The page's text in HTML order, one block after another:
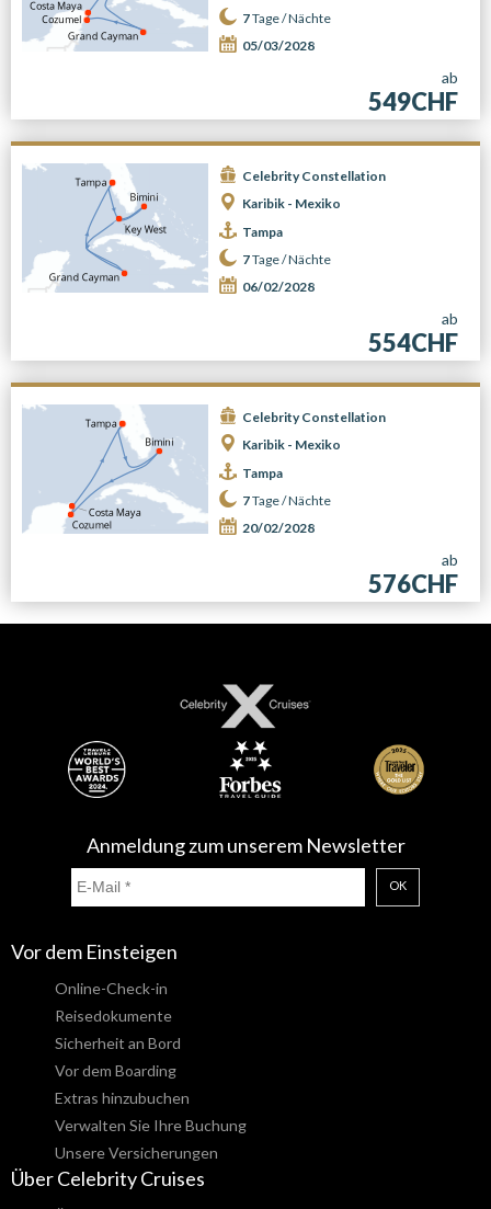
7Tage /Nächte
05/03/2028
ab
549CHF
Celebrity Constellation
Karibik - Mexiko
Tampa
7Tage /Nächte
06/02/2028
ab
554CHF
Celebrity Constellation
Karibik - Mexiko
Tampa
7Tage /Nächte
20/02/2028
ab
576CHF
Anmeldung zum unserem Newsletter
OK
Vor dem Einsteigen
Online-Check-in
Reisedokumente
Sicherheit an Bord
Vor dem Boarding
Extras hinzubuchen
Verwalten Sie Ihre Buchung
Unsere Versicherungen
Über Celebrity Cruises